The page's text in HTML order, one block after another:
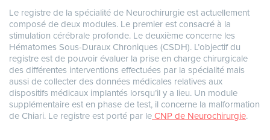
Le registre de la spécialité de Neurochirurgie est actuellement
composé de deux modules. Le premier est consacré à la
stimulation cérébrale profonde. Le deuxième concerne les
Hématomes Sous-Duraux Chroniques (CSDH). L’objectif du
registre est de pouvoir évaluer la prise en charge chirurgicale
des différentes interventions effectuées par la spécialité mais
aussi de collecter des données médicales relatives aux
dispositifs médicaux implantés lorsqu’il y a lieu. Un module
supplémentaire est en phase de test, il concerne la malformation
de Chiari. Le registre est porté par leCNP de Neurochirurgie.